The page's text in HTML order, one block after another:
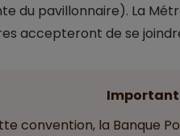
du pavillonnaire). La
accepteront de se
Important
convention, la Banque